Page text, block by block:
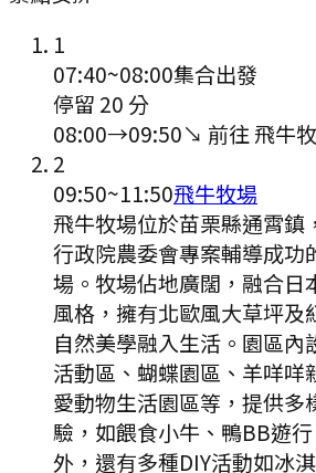
1
07:40~08:00集合出發
停留 20 分
08:00→09:50↘ 前往 飛牛
2
09:50~11:50飛牛牧場
飛牛牧場位於苗栗縣通霄鎮
行政院農委會專案輔導成功
場。牧場佔地廣闊，融合日
風格，擁有北歐風大草坪及
自然美學融入生活。園區內
活動區、蝴蝶園區、羊咩咩
愛動物生活園區等，提供多
驗，如餵食小牛、鴨BB遊
外，還有多種DIY活動如冰